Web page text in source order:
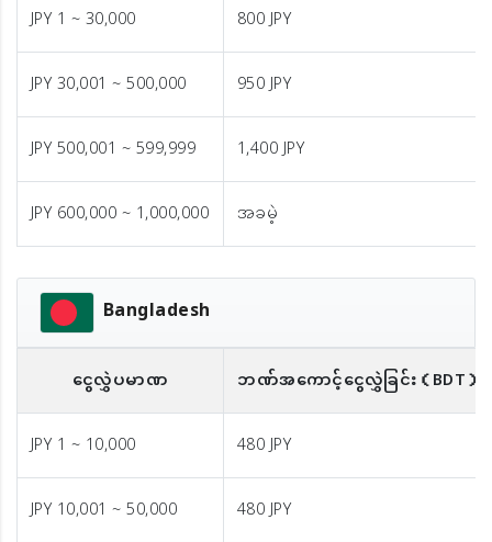
JPY 1 ~ 30,000
800 JPY
JPY 30,001 ~ 500,000
950 JPY
JPY 500,001 ~ 599,999
1,400 JPY
JPY 600,000 ~ 1,000,000
အခမဲ့
Bangladesh
ငွေလွှဲပမာဏ ဘဏ်အကောင့်ငွေလွှဲခြင်း（BDT）
JPY 1 ~ 10,000
480 JPY
JPY 10,001 ~ 50,000
480 JPY